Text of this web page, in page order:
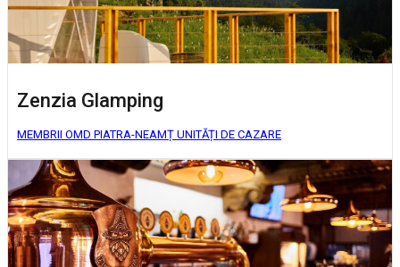
Zenzia Glamping
MEMBRII OMD PIATRA-NEAMȚ UNITĂȚI DE CAZARE